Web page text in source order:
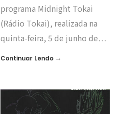
programa Midnight Tokai
(Rádio Tokai), realizada na
quinta-feira, 5 de junho de…
Continuar Lendo →